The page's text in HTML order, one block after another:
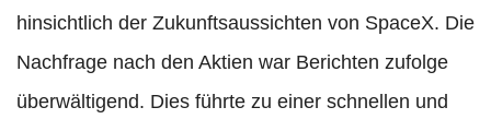
hinsichtlich der Zukunftsaussichten von SpaceX. Die
Nachfrage nach den Aktien war Berichten zufolge
überwältigend. Dies führte zu einer schnellen und